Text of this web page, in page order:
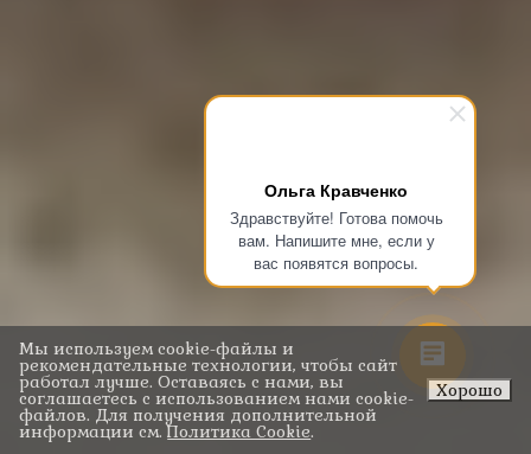
Ольга Кравченко
Здравствуйте! Готова помочь
вам. Напишите мне, если у
вас появятся вопросы.
Мы используем cookie-файлы и
рекомендательные технологии, чтобы сайт
работал лучше. Оставаясь с нами, вы
соглашаетесь с использованием нами cookie-
файлов. Для получения дополнительной
информации см.Политика Cookie.
Хорошо